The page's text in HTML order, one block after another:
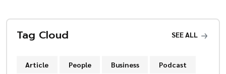
Tag Cloud SEE ALL
Article People Business Podcast